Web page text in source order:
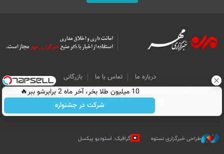
درباره ما تماس با ما
بازرگانی
All Content by Mehr News Agency is licensed under a Creative Commons
Attribution 4.0 International License.
طراحی خبرگزاری نستوه گرافیک: استودیو پیکسل
10 میلیون طلا بخر، آخر ماه 2 برابرشو ببر🔥
شرکت در جشنواره